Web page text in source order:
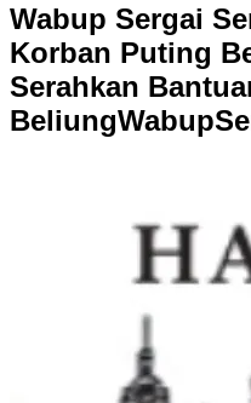
Wabup Sergai
Korban Puting
Serahkan
BeliungWabupSe